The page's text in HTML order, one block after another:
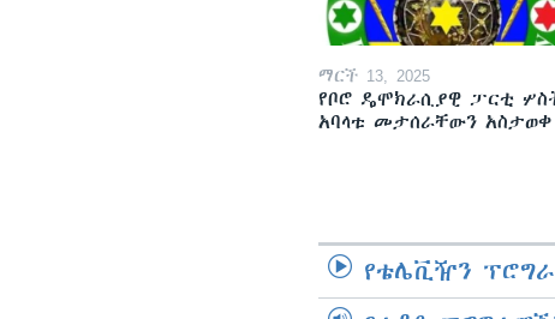
ማርች 13, 2025
የቦሮ ዴሞክራሲያዊ ፓርቲ
አባላቱ መታሰራቸውን አስታወቀ
የቴሌቪዥን